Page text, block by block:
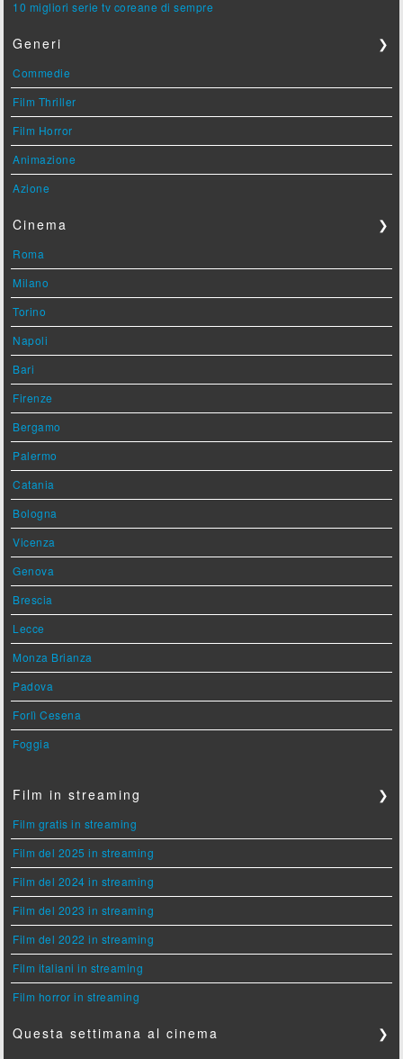
10 migliori serie tv coreane di sempre
Generi ❯
Commedie
Film Thriller
Film Horror
Animazione
Azione
Cinema ❯
Roma
Milano
Torino
Napoli
Bari
Firenze
Bergamo
Palermo
Catania
Bologna
Vicenza
Genova
Brescia
Lecce
Monza Brianza
Padova
Forlì Cesena
Foggia
Film in streaming ❯
Film gratis in streaming
Film del 2025 in streaming
Film del 2024 in streaming
Film del 2023 in streaming
Film del 2022 in streaming
Film italiani in streaming
Film horror in streaming
Questa settimana al cinema ❯